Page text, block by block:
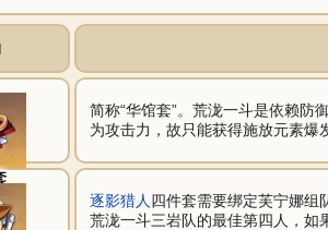
简称“华馆套”。荒泷一斗是依赖防
为攻击力，故只能获得施放元素爆
逐影猎人 四件套需要绑定芙宁娜组
荒泷一斗三岩队的最佳第四人，如